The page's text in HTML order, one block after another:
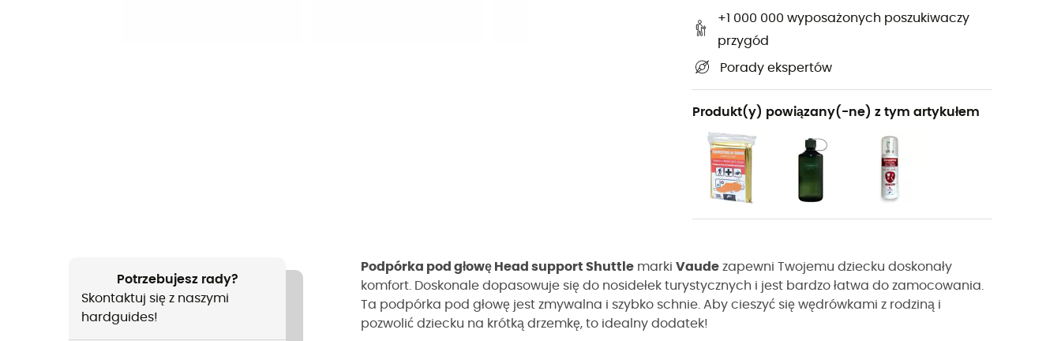
+1 000 000 wyposażonych poszukiwaczy
przygód
Porady ekspertów
Produkt(y) powiązany(-ne) z tym artykułem
Potrzebujesz rady?
Skontaktuj się z naszymi
hardguides!
Podpórka pod głowę Head support Shuttle marki Vaude zapewni Twojemu dziecku doskonały
komfort. Doskonale dopasowuje się do nosidełek turystycznych i jest bardzo łatwa do zamocowania.
Ta podpórka pod głowę jest zmywalna i szybko schnie. Aby cieszyć się wędrówkami z rodziną i
pozwolić dziecku na krótką drzemkę, to idealny dodatek!